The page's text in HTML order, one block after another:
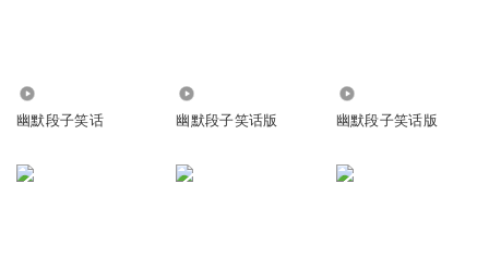
幽默段子笑话 幽默段子笑话版 幽默段子笑话版